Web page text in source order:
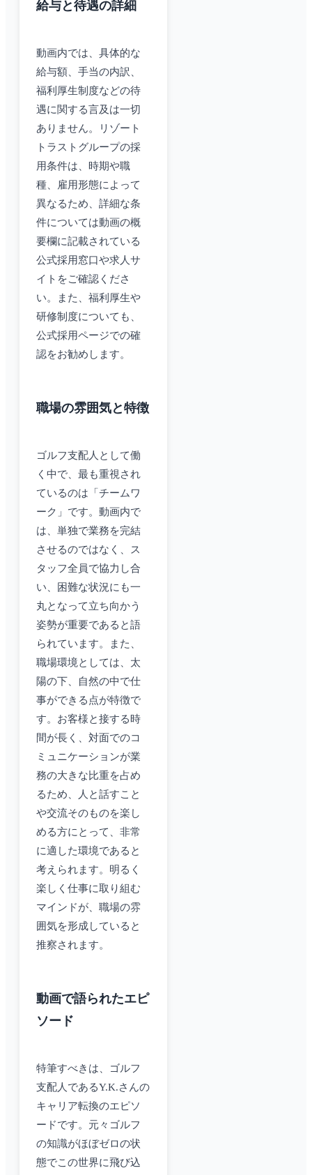
給与と待遇の詳細
動画内では、具体的な
給与額、手当の内訳、
福利厚生制度などの待
遇に関する言及は一切
ありません。リゾート
トラストグループの採
用条件は、時期や職
種、雇用形態によって
異なるため、詳細な条
件については動画の概
要欄に記載されている
公式採用窓口や求人サ
イトをご確認くださ
い。また、福利厚生や
研修制度についても、
公式採用ページでの確
認をお勧めします。
職場の雰囲気と特徴
ゴルフ支配人として働
く中で、最も重視され
ているのは「チームワ
ーク」です。動画内で
は、単独で業務を完結
させるのではなく、ス
タッフ全員で協力し合
い、困難な状況にも一
丸となって立ち向かう
姿勢が重要であると語
られています。また、
職場環境としては、太
陽の下、自然の中で仕
事ができる点が特徴で
す。お客様と接する時
間が長く、対面でのコ
ミュニケーションが業
務の大きな比重を占め
るため、人と話すこと
や交流そのものを楽し
める方にとって、非常
に適した環境であると
考えられます。明るく
楽しく仕事に取り組む
マインドが、職場の雰
囲気を形成していると
推察されます。
動画で語られたエピ
ソード
特筆すべきは、ゴルフ
支配人であるY.K.さんの
キャリア転換のエピソ
ードです。元々ゴルフ
の知識がほぼゼロの状
態でこの世界に飛び込